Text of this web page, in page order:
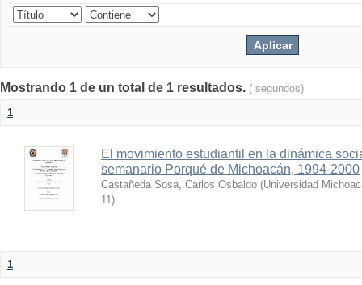
Mostrando 1 de un total de 1 resultados. ( segundos)
1
El movimiento estudiantil en la dinámica
semanario Porqué de Michoacán, 1994-2000
Castañeda Sosa, Carlos Osbaldo (Universidad
11)
1